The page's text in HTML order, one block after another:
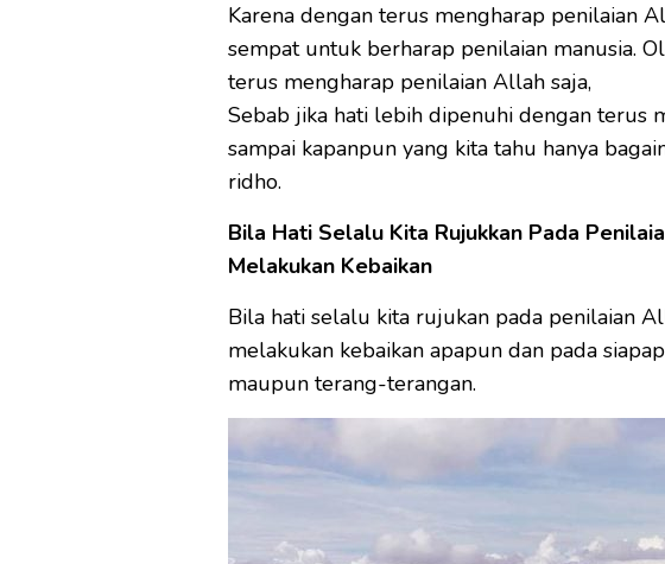
Karena dengan terus mengharap penilaian
sempat untuk berharap penilaian manusia.
terus mengharap penilaian Allah saja,
Sebab jika hati lebih dipenuhi dengan terus
sampai kapanpun yang kita tahu hanya
ridho.
Bila Hati Selalu Kita Rujukkan Pada
Melakukan Kebaikan
Bila hati selalu kita rujukan pada penilaian
melakukan kebaikan apapun dan pada
maupun terang-terangan.